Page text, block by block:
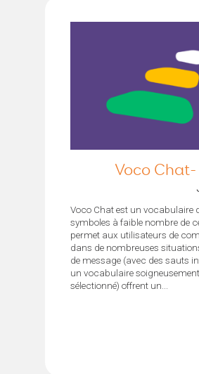
Voco
Voco Chat est un vocabulaire
symboles à faible nombre de
permet aux utilisateurs de
dans de nombreuses
de message (avec des sauts
un vocabulaire soigneusement
sélectionné) offrent un...